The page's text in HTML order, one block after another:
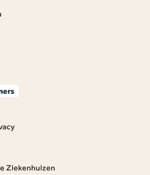
Ziekenhuizen